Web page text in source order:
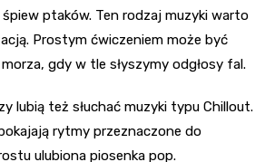
ptaków. Ten rodzaj muzyki warto
Prostym ćwiczeniem może być
gdy w tle słyszymy odgłosy fal.
lubią też słuchać muzyki typu Chillout.
rytmy przeznaczone do
ulubiona piosenka pop.